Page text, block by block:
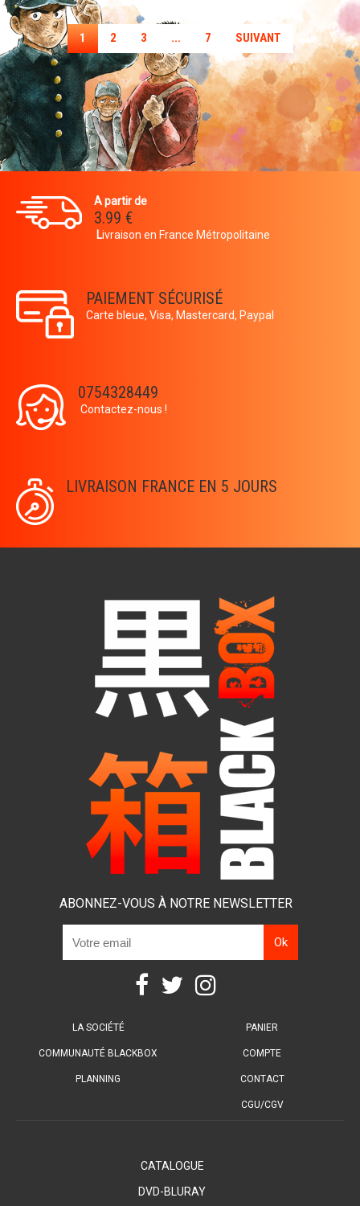
1 2 3 ... 7 SUIVANT
A partir de
3.99 €
Livraison en France Métropolitaine
PAIEMENT SÉCURISÉ
Carte bleue, Visa, Mastercard, Paypal
0754328449
Contactez-nous !
LIVRAISON FRANCE EN 5 JOURS
ABONNEZ-VOUS À NOTRE NEWSLETTER
LA SOCIÉTÉ
COMMUNAUTÉ BLACKBOX
PLANNING
PANIER
COMPTE
CONTACT
CGU/CGV
CATALOGUE
DVD-BLURAY